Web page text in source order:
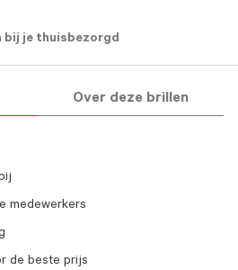
bij je thuisbezorgd
Over deze brillen
medewerkers
de beste prijs